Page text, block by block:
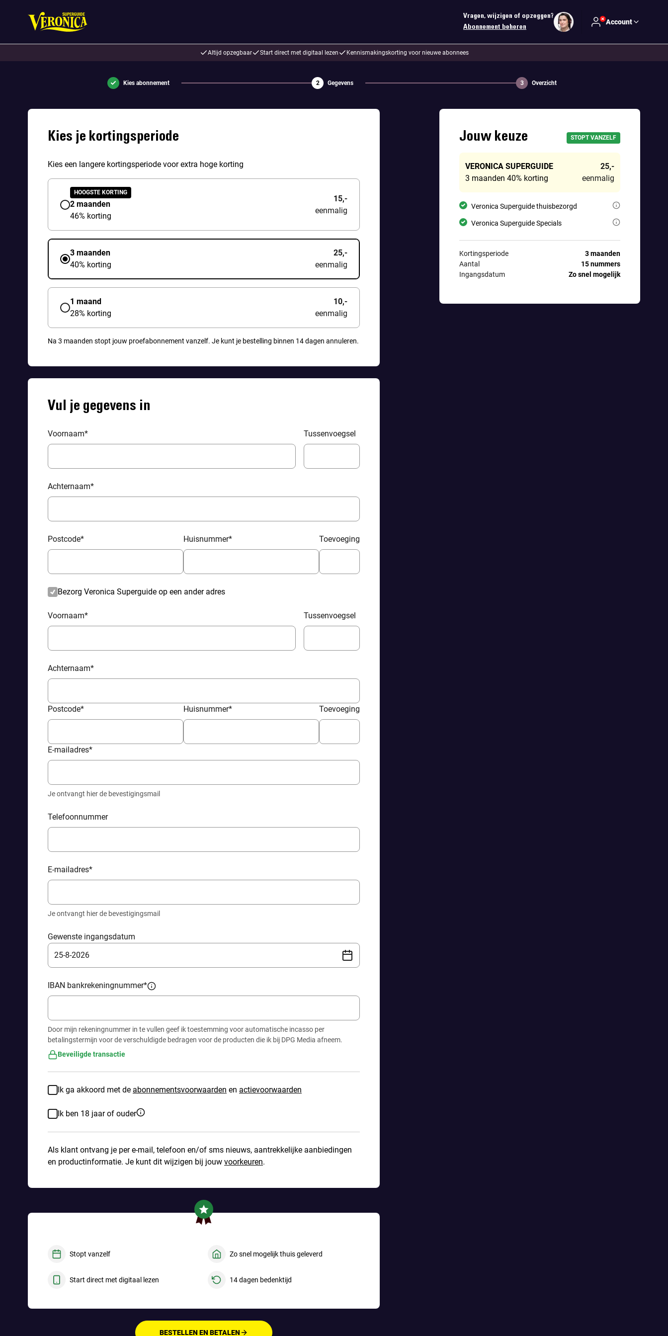
Vragen, wijzigen of opzeggen?
Abonnement beheren
Account
Altijd opzegbaar Start direct met digitaal lezen Kennismakingskorting voor nieuwe abonnees
Kies abonnement 2 Gegevens 3 Overzicht
Kies je kortingsperiode
Kies een langere kortingsperiode voor extra hoge korting
HOOGSTE KORTING
2 maanden
46% korting
15,-
eenmalig
3 maanden
40% korting
25,-
eenmalig
1 maand
28% korting
10,-
eenmalig
Na 3 maanden stopt jouw proefabonnement vanzelf. Je kunt je bestelling binnen 14 dagen annuleren.
Vul je gegevens in
Voornaam* Tussenvoegsel
Achternaam*
Postcode* Huisnummer* Toevoeging
Bezorg Veronica Superguide op een ander adres
Voornaam* Tussenvoegsel
Achternaam*
Postcode* Huisnummer* Toevoeging
E-mailadres*
Je ontvangt hier de bevestigingsmail
Telefoonnummer
E-mailadres*
Je ontvangt hier de bevestigingsmail
Gewenste ingangsdatum
25-8-2026
IBAN bankrekeningnummer*
Door mijn rekeningnummer in te vullen geef ik toestemming voor automatische incasso per
betalingstermijn voor de verschuldigde bedragen voor de producten die ik bij DPG Media afneem.
Beveiligde transactie
Ik ga akkoord met de abonnementsvoorwaarden en actievoorwaarden
Ik ben 18 jaar of ouder
Als klant ontvang je per e-mail, telefoon en/of sms nieuws, aantrekkelijke aanbiedingen
en productinformatie. Je kunt dit wijzigen bij jouw voorkeuren.
Stopt vanzelf Zo snel mogelijk thuis geleverd
Start direct met digitaal lezen 14 dagen bedenktijd
Jouw keuze STOPT VANZELF
VERONICA SUPERGUIDE
3 maanden 40% korting
25,-
eenmalig
Veronica Superguide thuisbezorgd
Veronica Superguide is hét entertainment-tijdschrift van Nederland.
Veronica Superguide Specials
Veronica Superguide brengt ook specials uit, met nóg meer kijk- en
Kortingsperiode
3 maanden
Aantal
15 nummers
Ingangsdatum
Zo snel mogelijk
BESTELLEN EN BETALEN